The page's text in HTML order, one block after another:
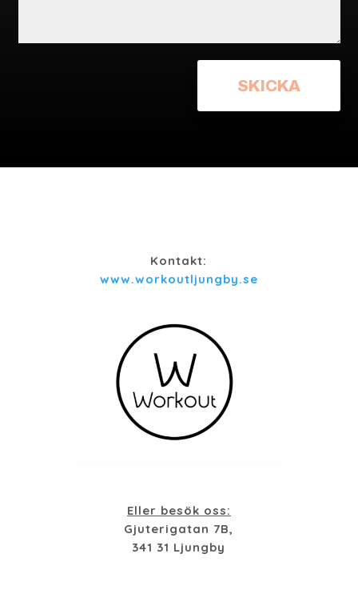
SKICKA
Kontakt:
www.workoutljungby.se
Eller besök oss:
Gjuterigatan 7B,
341 31 Ljungby